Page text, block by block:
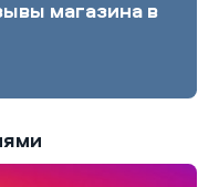
магазина в